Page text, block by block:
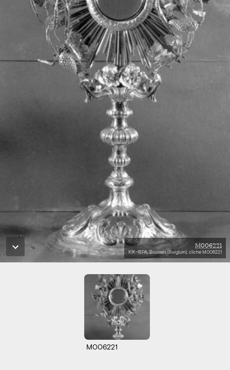
M006221
KIK-IRPA, Brussels (Belgium), cliché M006221
M006221